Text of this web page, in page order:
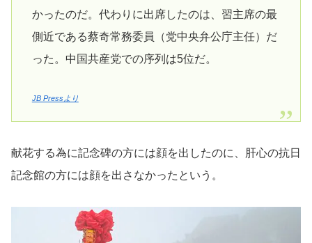
かったのだ。代わりに出席したのは、習主席の最
側近である蔡奇常務委員（党中央弁公庁主任）だ
った。中国共産党での序列は5位だ。
JB Pressより
献花する為に記念碑の方には顔を出したのに、肝心の抗日
記念館の方には顔を出さなかったという。